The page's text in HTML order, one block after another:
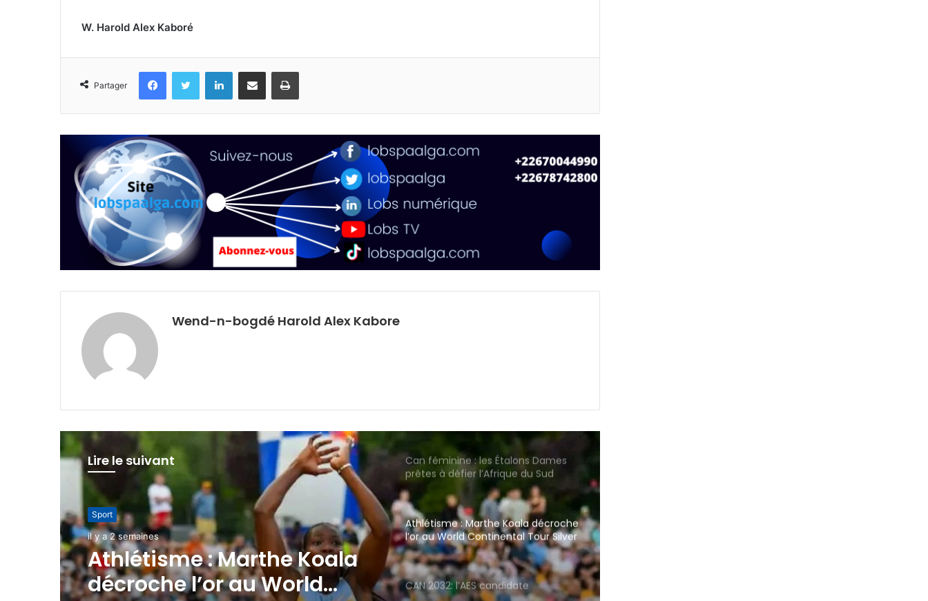
W. Harold Alex Kaboré
Partager
FacebookTwitter LinkedinPartager par email Imprimer
Wend-n-bogdé Harold Alex Kabore
Lire le suivant
Sport
il y a 2 semaines
International
il y a 2 semaines
CAN 2032: l’AES candidate
Can féminine : les Étalons Dames
prêtes à défier l’Afrique du Sud
avec ambition
Athlétisme : Marthe Koala décroche
l’or au World Continental Tour Silver
CAN 2032: l’AES candidate